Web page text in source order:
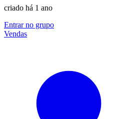
criado há 1 ano
Entrar no grupo
Vendas